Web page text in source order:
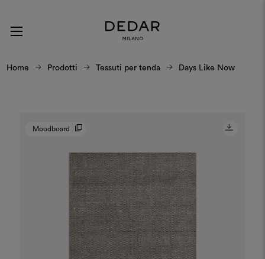
Home Prodotti Tessuti per tenda Days Like Now
Moodboard